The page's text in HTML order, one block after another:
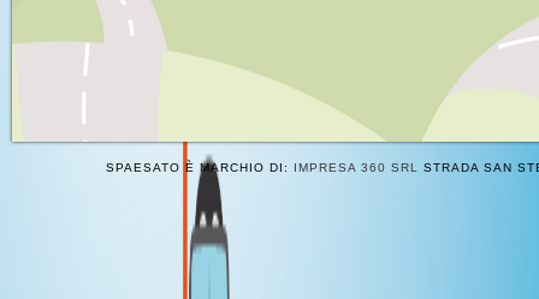
SPAESATO È MARCHIO DI: IMPRESA 360 SRL STRADA SAN